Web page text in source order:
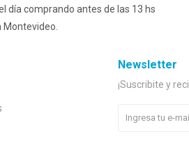
día comprando antes de las 13 hs
Montevideo.
Newsletter
¡Suscribite y